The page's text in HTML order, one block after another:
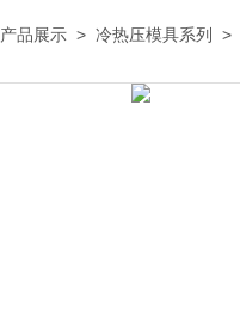
产品展示 > 冷热压模具系列 >